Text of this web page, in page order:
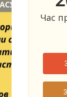
Час